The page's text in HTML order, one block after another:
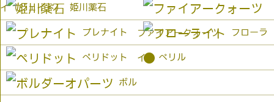
イ（ジェイド） 姫川薬石
ファイアークォーツ
プレナイト フローラ
イト
ペリドット ● ベリル
ボル